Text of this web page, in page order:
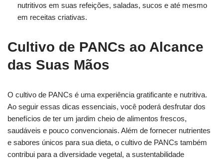
nutritivos em suas refeições, saladas, sucos e até mesmo
em receitas criativas.
Cultivo de PANCs ao Alcance
das Suas Mãos
O cultivo de PANCs é uma experiência gratificante e nutritiva.
Ao seguir essas dicas essenciais, você poderá desfrutar dos
benefícios de ter um jardim cheio de alimentos frescos,
saudáveis e pouco convencionais. Além de fornecer nutrientes
e sabores únicos para sua dieta, o cultivo de PANCs também
contribui para a diversidade vegetal, a sustentabilidade